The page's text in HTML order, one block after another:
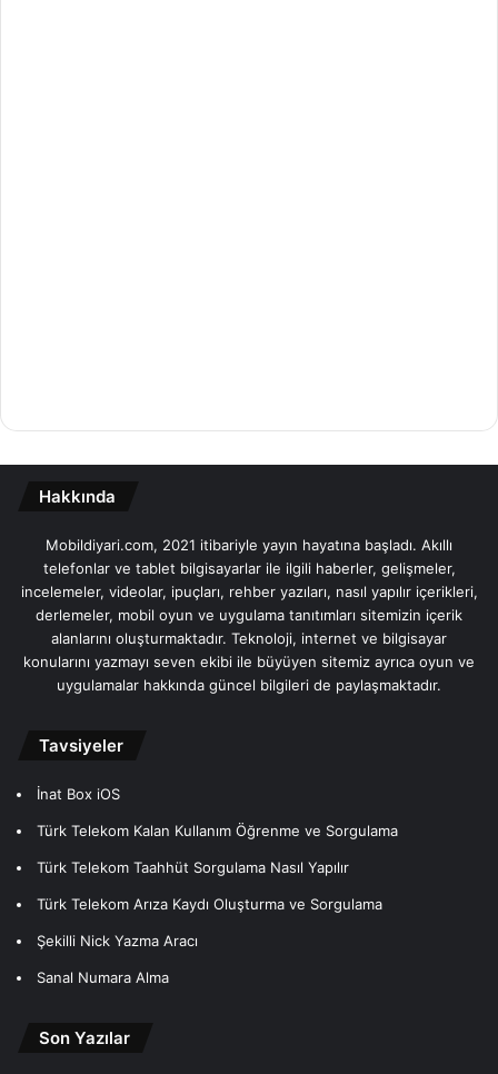
Hakkında
Mobildiyari.com, 2021 itibariyle yayın hayatına başladı. Akıllı
telefonlar ve tablet bilgisayarlar ile ilgili haberler, gelişmeler,
incelemeler, videolar, ipuçları, rehber yazıları, nasıl yapılır içerikleri,
derlemeler, mobil oyun ve uygulama tanıtımları sitemizin içerik
alanlarını oluşturmaktadır. Teknoloji, internet ve bilgisayar
konularını yazmayı seven ekibi ile büyüyen sitemiz ayrıca oyun ve
uygulamalar hakkında güncel bilgileri de paylaşmaktadır.
Tavsiyeler
İnat Box iOS
Türk Telekom Kalan Kullanım Öğrenme ve Sorgulama
Türk Telekom Taahhüt Sorgulama Nasıl Yapılır
Türk Telekom Arıza Kaydı Oluşturma ve Sorgulama
Şekilli Nick Yazma Aracı
Sanal Numara Alma
Son Yazılar